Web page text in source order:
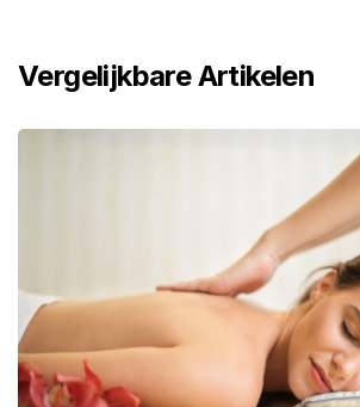
Vergelijkbare Artikelen